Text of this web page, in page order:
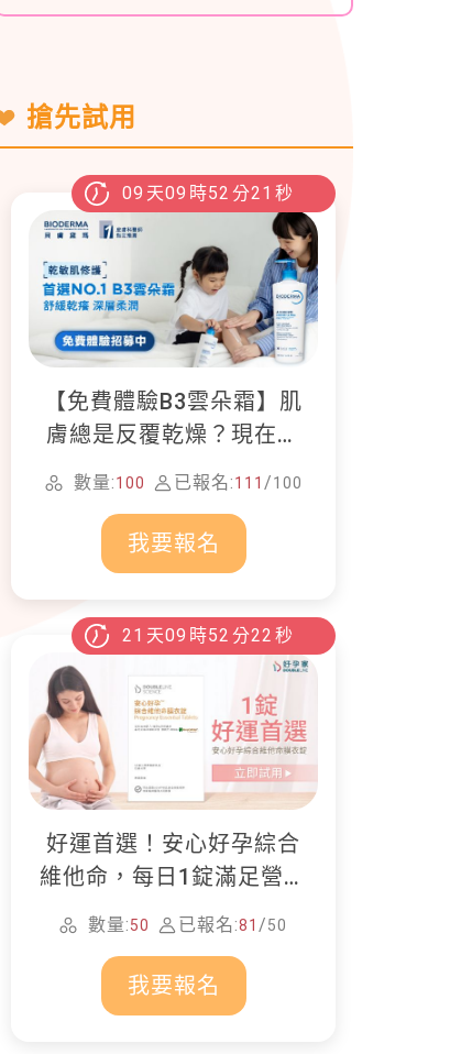
搶先試用
09 天09 時52 分20 秒
【免費體驗B3雲朵霜】肌
膚總是反覆乾燥？現在就
加入貝膚黛瑪修護體驗計
畫！
數量:100 已報名:111 /100
我要報名
21 天09 時52 分21 秒
好運首選！安心好孕綜合
維他命，每日1錠滿足營養
所需
數量:50 已報名:81 /50
我要報名